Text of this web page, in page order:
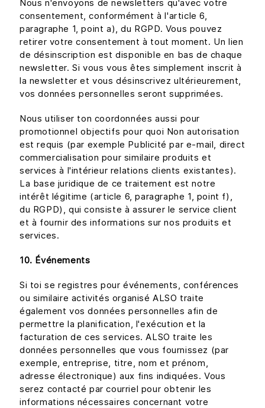
Nous n'envoyons de newsletters qu'avec votre
consentement, conformément à l'article 6,
paragraphe 1, point a), du RGPD. Vous pouvez
retirer votre consentement à tout moment. Un lien
de désinscription est disponible en bas de chaque
newsletter. Si vous vous êtes simplement inscrit à
la newsletter et vous désinscrivez ultérieurement,
vos données personnelles seront supprimées.
Nous utiliser ton coordonnées aussi pour
promotionnel objectifs pour quoi Non autorisation
est requis (par exemple Publicité par e-mail, direct
commercialisation pour similaire produits et
services à l'intérieur relations clients existantes).
La base juridique de ce traitement est notre
intérêt légitime (article 6, paragraphe 1, point f),
du RGPD), qui consiste à assurer le service client
et à fournir des informations sur nos produits et
services.
10. Événements
Si toi se registres pour événements, conférences
ou similaire activités organisé ALSO traite
également vos données personnelles afin de
permettre la planification, l'exécution et la
facturation de ces services. ALSO traite les
données personnelles que vous fournissez (par
exemple, entreprise, titre, nom et prénom,
adresse électronique) aux fins indiquées. Vous
serez contacté par courriel pour obtenir les
informations nécessaires concernant votre